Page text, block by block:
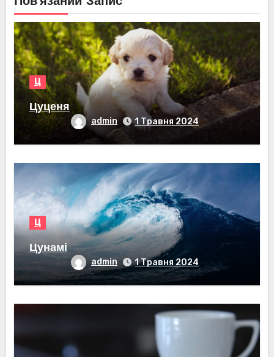
Ц
Цуценя
admin 1 Травня 2024
Ц
Цунамі
admin 1 Травня 2024